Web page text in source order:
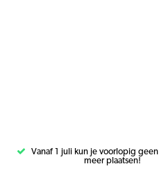
Vanaf 1 juli kun je voorlopig
meer plaatsen!